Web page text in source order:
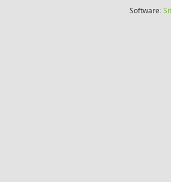
Software: